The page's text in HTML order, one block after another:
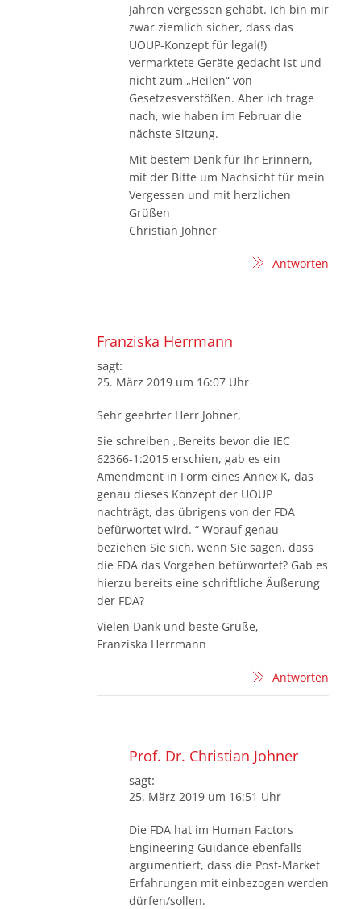
Jahren vergessen gehabt. Ich bin mir
zwar ziemlich sicher, dass das
UOUP-Konzept für legal(!)
vermarktete Geräte gedacht ist und
nicht zum „Heilen“ von
Gesetzesverstößen. Aber ich frage
nach, wie haben im Februar die
nächste Sitzung.
Mit bestem Denk für Ihr Erinnern,
mit der Bitte um Nachsicht für mein
Vergessen und mit herzlichen
Grüßen
Christian Johner
Antworten
Franziska Herrmann
sagt:
25. März 2019 um 16:07 Uhr
Sehr geehrter Herr Johner,
Sie schreiben „Bereits bevor die IEC
62366-1:2015 erschien, gab es ein
Amendment in Form eines Annex K, das
genau dieses Konzept der UOUP
nachträgt, das übrigens von der FDA
befürwortet wird. “ Worauf genau
beziehen Sie sich, wenn Sie sagen, dass
die FDA das Vorgehen befürwortet? Gab es
hierzu bereits eine schriftliche Äußerung
der FDA?
Vielen Dank und beste Grüße,
Franziska Herrmann
Antworten
Prof. Dr. Christian Johner
sagt:
25. März 2019 um 16:51 Uhr
Die FDA hat im Human Factors
Engineering Guidance ebenfalls
argumentiert, dass die Post-Market
Erfahrungen mit einbezogen werden
dürfen/sollen.